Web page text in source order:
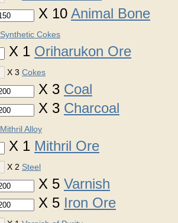
X 10 Animal Bone
Synthetic Cokes
X 1 Oriharukon Ore
X 3 Cokes
X 3 Coal
X 3 Charcoal
Mithril Alloy
X 1 Mithril Ore
X 2 Steel
X 5 Varnish
X 5 Iron Ore